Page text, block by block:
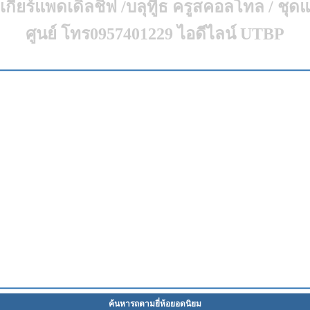
เกียร์แพดเดิ้ลชิฟ /บลุทูีธ ครูสคอลโทล / ชุด
ศูนย์ โทร0957401229 ไอดีไลน์ UTBP
ค้นหารถตามยี่ห้อยอดนิยม